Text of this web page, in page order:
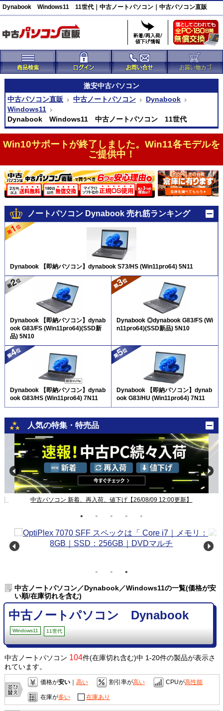
Dynabook Windows11 11世代｜中古ノートパソコン｜中古パソコン直販
激安中古パソコン
中古パソコン直販
中古ノートパソコン
Dynabook
Windows11
Dynabook Windows11 中古ノートパソコン 11世代
Win10サポートが終了しました。Win11各モデルを
ご提供中！
ノートパソコン Dynabook 売れ筋ランキング
Dynabook 【即納パソコン】dynabook S73/HS (Win11pro64) 5N11
Dynabook 【即納パソコン】dynab
ook G83/FS (Win11pro64)(SSD新
品) 5N10
Dynabook ◎dynabook G83/FS (Wi
n11pro64)(SSD新品) 5N10
Dynabook 【即納パソコン】dynab
ook G83/HS (Win11pro64) 7N11
Dynabook 【即納パソコン】dynab
ook G83/HU (Win11pro64) 7N11
人気の特集・特売品
中古パソコン 新着、再入荷、値下げ【26/08/09 12:00更新】
中古ノートパソコン／Dynabook／Windows11の一覧(価格が安
い順/在庫切れを含む)
中古ノートパソコン Dynabook
Windows11 11世代
中古ノートパソコン 104件(在庫切れ含む)中 1-20件の製品が表示さ
れています。
価格が安い｜ 高い 割引率が高い CPUが高性能
在庫が多い 在庫あり